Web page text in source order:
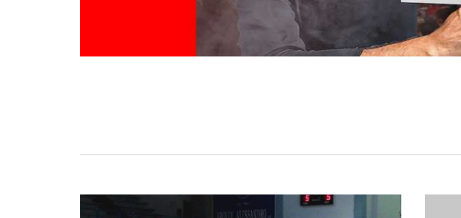
Serie A2, le protagoniste
della stagione 2025-26
08/08/2025